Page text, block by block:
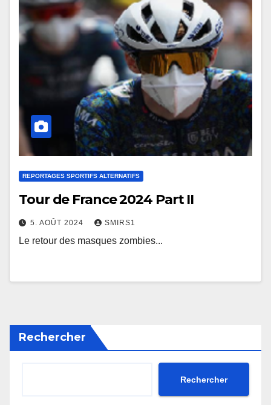
REPORTAGES SPORTIFS ALTERNATIFS
Tour de France 2024 Part II
5. AOÛT 2024 SMIRS1
Le retour des masques zombies...
Rechercher
Rechercher